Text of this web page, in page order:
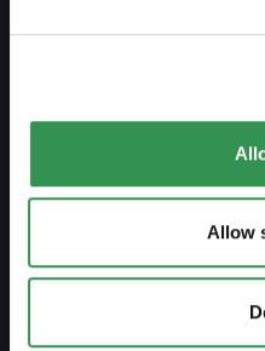
Allow
Transformer RI en Sàrl
Transformer SNC en Sàrl
Modifier statuts
GÉRER UNE ENTREPRISE
Externaliser sa comptabilité